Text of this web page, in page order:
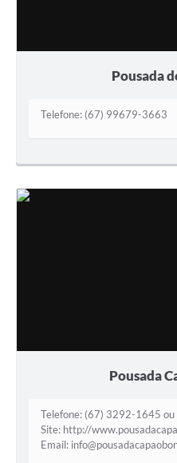
Pousada
Telefone: (67) 99679-3663
Pousada
Telefone: (67) 3292-1645
Site: http://
Email: